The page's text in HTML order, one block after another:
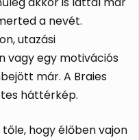
a nevét.
utazási
vagy egy motivációs
már. A Braies
háttérkép.
hogy élőben vajon